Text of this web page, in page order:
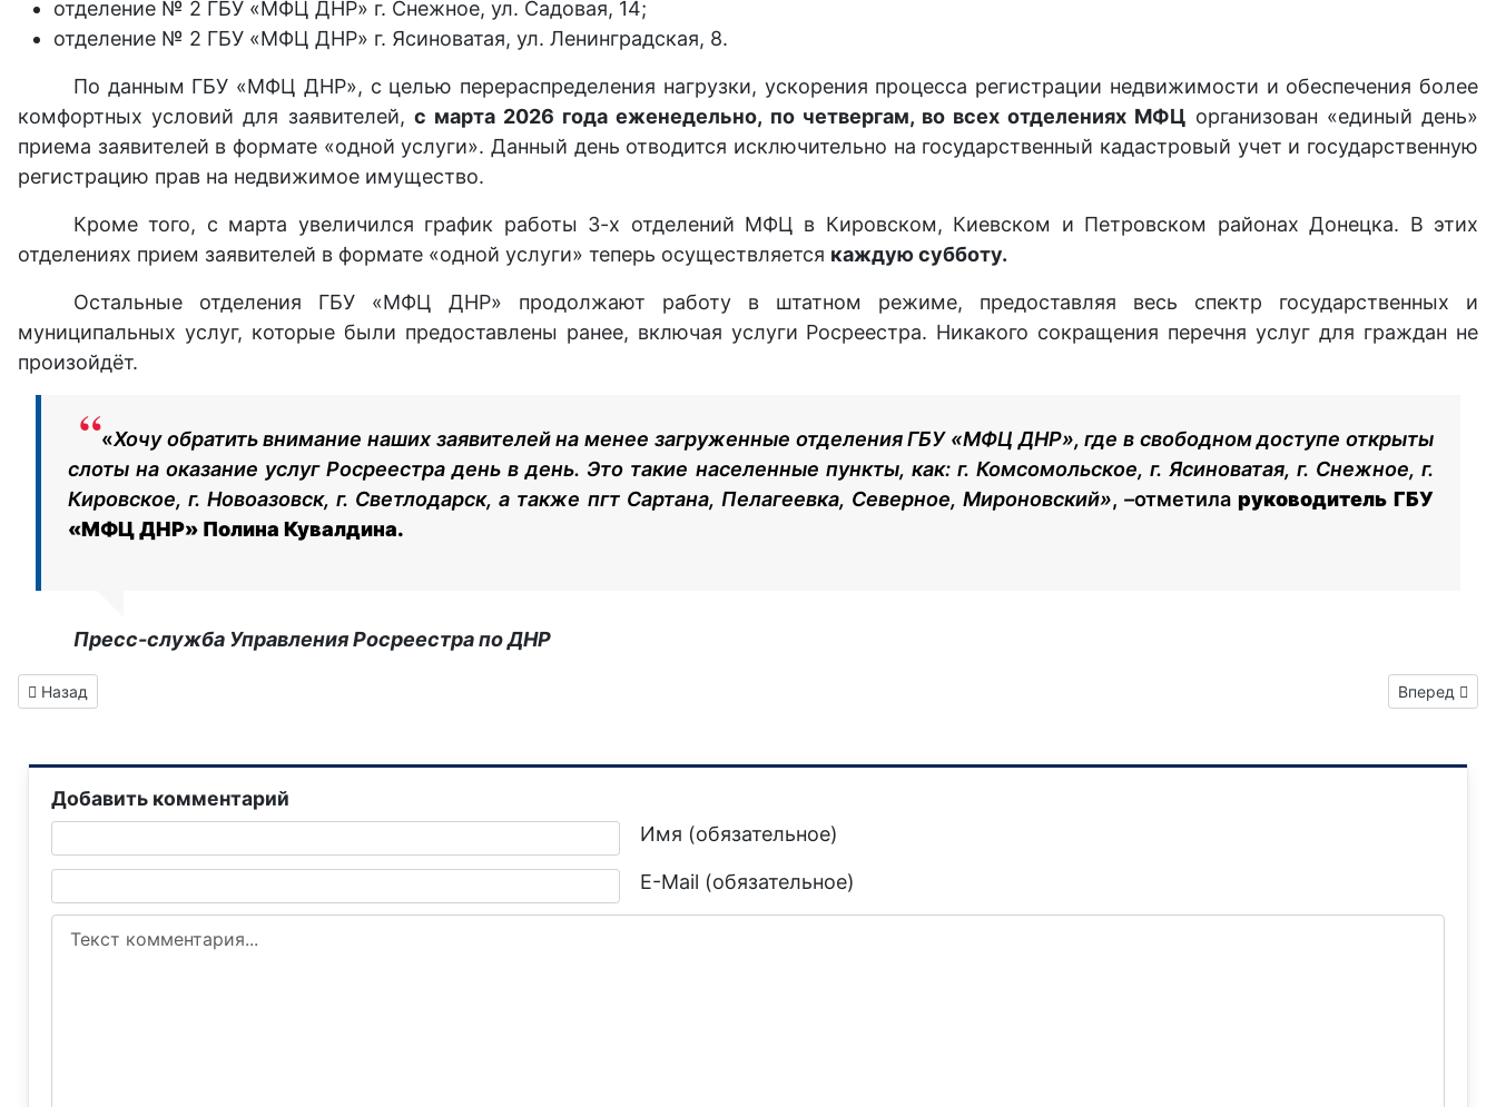
отделение № 2 ГБУ «МФЦ ДНР» г. Снежное, ул. Садовая, 14;
отделение № 2 ГБУ «МФЦ ДНР» г. Ясиноватая, ул. Ленинградская, 8.
По данным ГБУ «МФЦ ДНР», с целью перераспределения нагрузки, ускорения процесса регистрации недвижимости и обеспечения более
комфортных условий для заявителей, с марта 2026 года еженедельно, по четвергам, во всех отделениях МФЦ организован «единый день»
приема заявителей в формате «одной услуги». Данный день отводится исключительно на государственный кадастровый учет и государственную
регистрацию прав на недвижимое имущество.
Кроме того, с марта увеличился график работы 3-х отделений МФЦ в Кировском, Киевском и Петровском районах Донецка. В этих
отделениях прием заявителей в формате «одной услуги» теперь осуществляется каждую субботу.
Остальные отделения ГБУ «МФЦ ДНР» продолжают работу в штатном режиме, предоставляя весь спектр государственных и
муниципальных услуг, которые были предоставлены ранее, включая услуги Росреестра. Никакого сокращения перечня услуг для граждан не
произойдёт.
«Хочу обратить внимание наших заявителей на менее загруженные отделения ГБУ «МФЦ ДНР», где в свободном доступе открыты
слоты на оказание услуг Росреестра день в день. Это такие населенные пункты, как: г. Комсомольское, г. Ясиноватая, г. Снежное, г.
Кировское, г. Новоазовск, г. Светлодарск, а также пгт Сартана, Пелагеевка, Северное, Мироновский», –отметила руководитель ГБУ
«МФЦ ДНР» Полина Кувалдина.
Пресс-служба Управления Росреестра по ДНР
Предыдущий: Информационная поддержка социальных проектов в Горловке
Назад Следующий:
Вперед
Добавить комментарий
Имя (обязательное)
E-Mail (обязательное)